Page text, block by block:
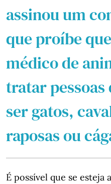
assinou um
que proíbe
médico de
tratar
ser gatos,
raposas ou
É possível que se esteja